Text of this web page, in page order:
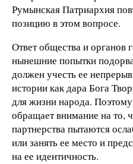
Румынская Патриархия
позицию в этом вопросе.
Ответ общества и органов
нынешние попытки
должен учесть ее
истории как дара Бога
для жизни народа.
обращает внимание на то,
партнерства пытаются
или занять ее место и
на ее идентичность.